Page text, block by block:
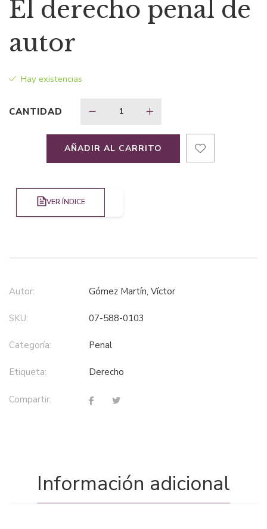
era:
$123,25.
actual
El derecho penal de
autor
Hay existencias
CANTIDAD
AÑADIR AL CARRITO
VER ÍNDICE
Autor: Gómez Martín, Víctor
SKU: 07-588-0103
Categoría: penal
Etiqueta: derecho
Compartir:
Información adicional